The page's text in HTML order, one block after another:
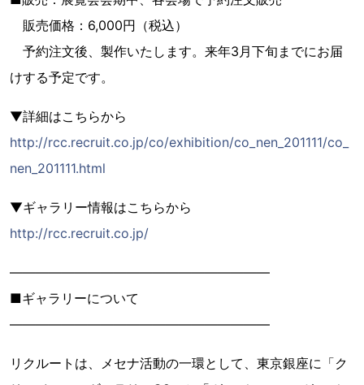
販売価格：6,000円（税込）
予約注文後、製作いたします。来年3月下旬までにお届
けする予定です。
▼詳細はこちらから
http://rcc.recruit.co.jp/co/exhibition/co_nen_201111/co_
nen_201111.html
▼ギャラリー情報はこちらから
http://rcc.recruit.co.jp/
――――――――――――――――――――
■ギャラリーについて
――――――――――――――――――――
リクルートは、メセナ活動の一環として、東京銀座に「ク